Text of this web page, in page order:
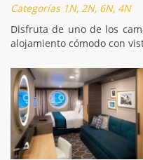
Categorías 1N, 2N, 6N, 4N
Disfruta de uno de los
alojamiento cómodo con